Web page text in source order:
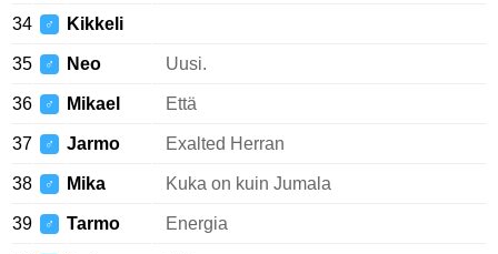
34 ♂ Kikkeli
35 ♂ Neo Uusi.
36 ♂ Mikael Että
37 ♂ Jarmo Exalted Herran
38 ♂ Mika Kuka on kuin Jumala
39 ♂ Tarmo Energia